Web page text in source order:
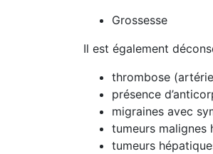
Grossesse
Il est également
thrombose
présence
migraines avec
tumeurs malignes
tumeurs